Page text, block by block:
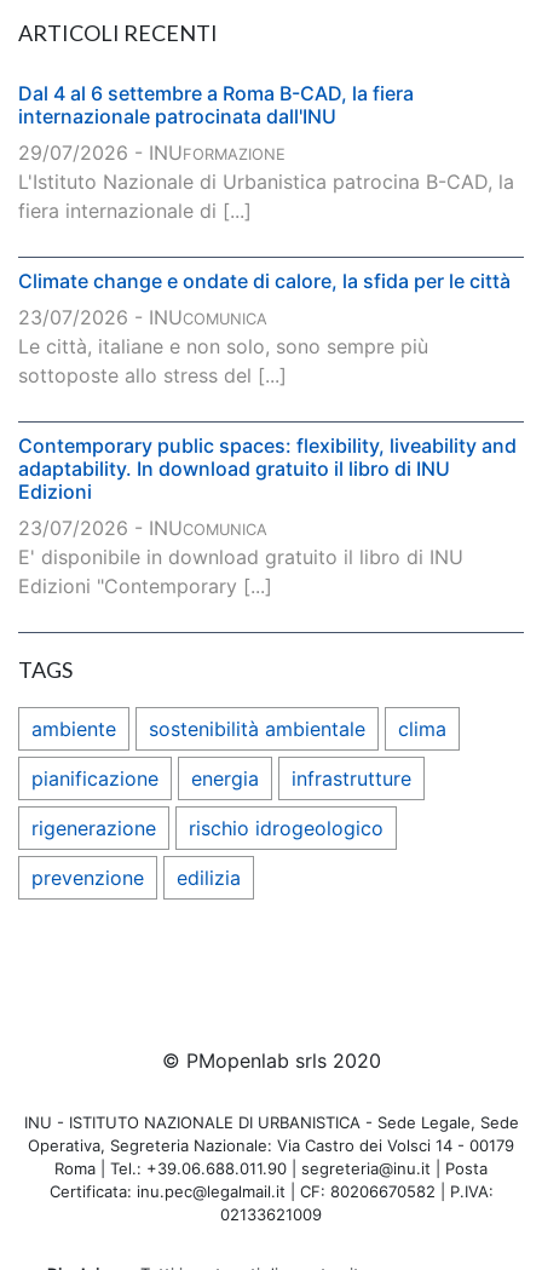
ARTICOLI RECENTI
Dal 4 al 6 settembre a Roma B-CAD, la fiera
internazionale patrocinata dall'INU
29/07/2026 - INUFORMAZIONE
L'Istituto Nazionale di Urbanistica patrocina B-CAD, la
fiera internazionale di [...]
Climate change e ondate di calore, la sfida per le città
23/07/2026 - INUCOMUNICA
Le città, italiane e non solo, sono sempre più
sottoposte allo stress del [...]
Contemporary public spaces: flexibility, liveability and
adaptability. In download gratuito il libro di INU
Edizioni
23/07/2026 - INUCOMUNICA
E' disponibile in download gratuito il libro di INU
Edizioni "Contemporary [...]
TAGS
ambiente sostenibilità ambientale clima
pianificazione energia infrastrutture
rigenerazione rischio idrogeologico
prevenzione edilizia
© PMopenlab srls 2020
INU - ISTITUTO NAZIONALE DI URBANISTICA - Sede Legale, Sede
Operativa, Segreteria Nazionale: Via Castro dei Volsci 14 - 00179
Roma | Tel.: +39.06.688.011.90 | segreteria@inu.it | Posta
Certificata: inu.pec@legalmail.it | CF: 80206670582 | P.IVA:
02133621009